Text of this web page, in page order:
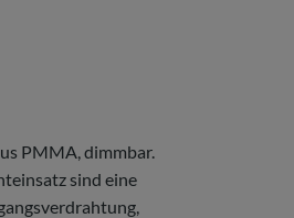
PMMA, dimmbar.
sind eine